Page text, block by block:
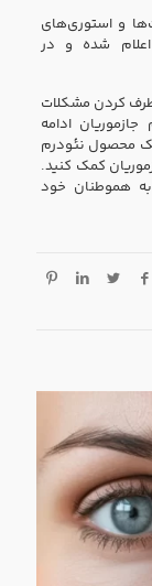
و استوری‌‌های
اعلام شده و در
کردن مشکلات
ادامه
محصول نئودرم
کمک کنید.
به هموطنان خود